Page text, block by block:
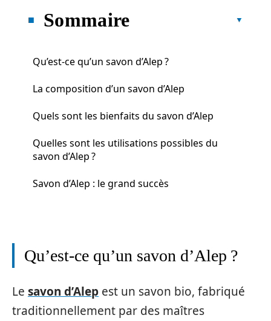
Sommaire
Qu’est-ce qu’un savon d’Alep ?
La composition d’un savon d’Alep
Quels sont les bienfaits du savon d’Alep
Quelles sont les utilisations possibles du
savon d’Alep ?
Savon d’Alep : le grand succès
Qu’est-ce qu’un savon d’Alep ?
Le savon d’Alep est un savon bio, fabriqué
traditionnellement par des maîtres